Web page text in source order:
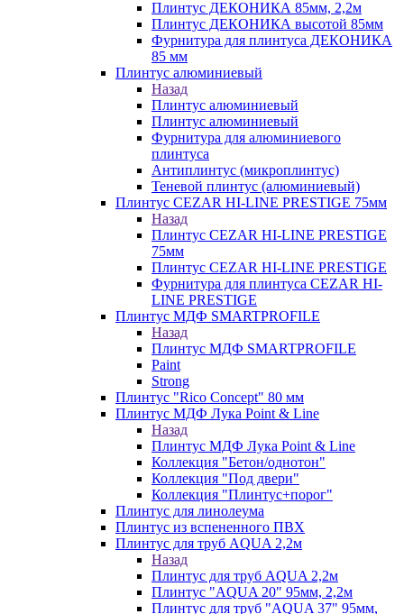
Плинтус ДЕКОНИКА 85мм, 2,2м
Плинтус ДЕКОНИКА высотой 85мм
Фурнитура для плинтуса ДЕКОНИКА
85 мм
Плинтус алюминиевый
Назад
Плинтус алюминиевый
Плинтус алюминиевый
Фурнитура для алюминиевого
плинтуса
Антиплинтус (микроплинтус)
Теневой плинтус (алюминиевый)
Плинтус CEZAR HI-LINE PRESTIGE 75мм
Назад
Плинтус CEZAR HI-LINE PRESTIGE
75мм
Плинтус CEZAR HI-LINE PRESTIGE
Фурнитура для плинтуса CEZAR HI-
LINE PRESTIGE
Плинтус МДФ SMARTPROFILE
Назад
Плинтус МДФ SMARTPROFILE
Paint
Strong
Плинтус "Rico Concept" 80 мм
Плинтус МДФ Лука Point & Line
Назад
Плинтус МДФ Лука Point & Line
Коллекция "Бетон/однотон"
Коллекция "Под двери"
Коллекция "Плинтус+порог"
Плинтус для линолеума
Плинтус из вспененного ПВХ
Плинтус для труб AQUA 2,2м
Назад
Плинтус для труб AQUA 2,2м
Плинтус "AQUA 20" 95мм, 2,2м
Плинтус для труб "AQUA 37" 95мм,